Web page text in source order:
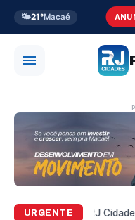
🌤️21°Macaé
URGENTE
Variedades RJ